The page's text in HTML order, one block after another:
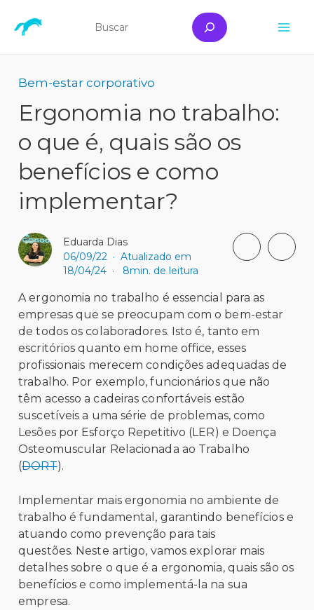
para
Pesquisar
Bem-estar corporativo
Ergonomia no trabalho:
o que é, quais são os
benefícios e como
implementar?
Eduarda Dias
06/09/22 · Atualizado em
18/04/24 · 8min. de leitura
A ergonomia no trabalho é essencial para as
empresas que se preocupam com o bem-estar
de todos os colaboradores. Isto é, tanto em
escritórios quanto em home office, esses
profissionais merecem condições adequadas de
trabalho. Por exemplo, funcionários que não
têm acesso a cadeiras confortáveis estão
suscetíveis a uma série de problemas, como
Lesões por Esforço Repetitivo (LER) e Doença
Osteomuscular Relacionada ao Trabalho
(DORT).
Implementar mais ergonomia no ambiente de
trabalho é fundamental, garantindo benefícios e
atuando como prevenção para tais
questões. Neste artigo, vamos explorar mais
detalhes sobre o que é a ergonomia, quais são os
benefícios e como implementá-la na sua
empresa.